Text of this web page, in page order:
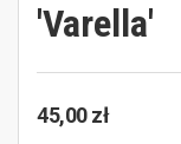
'Varella'
45,00 zł